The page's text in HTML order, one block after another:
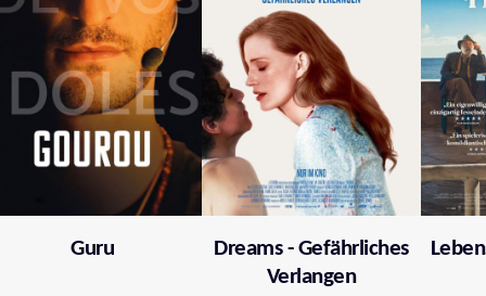
Guru
Dreams - Gefährliches
Verlangen